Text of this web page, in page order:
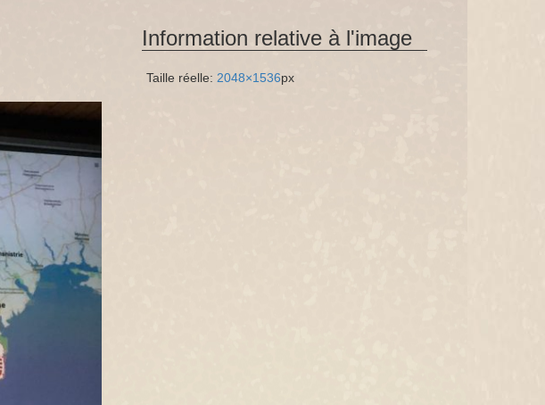
Information relative à l'image
Taille réelle: 2048×1536px